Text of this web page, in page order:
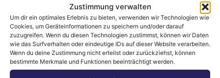
Zustimmung verwalten
Um dir ein optimales Erlebnis zu bieten, verwenden wir Technologien wie
Cookies, um Geräteinformationen zu speichern und/oder darauf
zuzugreifen. Wenn du diesen Technologien zustimmst, können wir Daten
wie das Surfverhalten oder eindeutige IDs auf dieser Website verarbeiten.
Wenn du deine Zustimmung nicht erteilst oder zurückziehst, können
bestimmte Merkmale und Funktionen beeinträchtigt werden.
Laufend neue
Auktionen
Professionelle
Auktionen